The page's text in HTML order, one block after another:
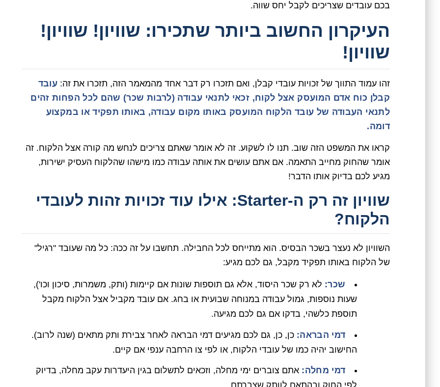
בכם עובדים שצריכים לקבל יחס שווה.
העיקרון החשוב ביותר שתכירו: שוויון! שוויון!
שוויון!
זהו עמוד התווך של זכויות עובדי קבלן, ואם תזכרו רק דבר אחד מהמאמר הזה, תזכרו את זה: עובד
קבלן כוח אדם המועסק אצל לקוח, זכאי לתנאי עבודה (לרבות שכר) שהם לכל הפחות זהים
לתנאי העבודה של עובד הלקוח המועסק באותו מקום עבודה, באותו תפקיד או במקצוע
דומה.
קראו את המשפט הזה שוב. תנו לו לשקוע. זה לא אומר שאתם צריכים לנחש מה קורה אצל הלקוח. זה
אומר שהחוק מחייב התאמה. אם אתם עושים את אותה עבודה כמו מישהו שהלקוח העסיק ישירות,
מגיע לכם בדיוק אותו הדבר!
שוויון זה רק ה-Starter: אילו עוד זכויות זהות לעובדי
הלקוח?
השוויון לא נעצר בשכר הבסיס. הוא מתייחס לכל החבילה. תחשבו על זה ככה: כל מה שעובד "רגיל"
של הלקוח באותו תפקיד מקבל, גם לכם מגיע:
שכר: לא רק שכר היסוד, אלא גם תוספות שונות אם קיימות (ותק, משמרות, סיכון וכו'),
שעות נוספות, גמול עבודה במנוחה שבועית או בחג. אם עובד מקביל אצל הלקוח מקבל
תוספת כלשהי, בדקו אם גם לכם מגיעה.
דמי הבראה: כן, כן, גם לכם מגיעים דמי הבראה לאחר צבירת ותק מתאים (שנה לרוב).
החישוב יהיה כמו של עובדי הלקוח, או לפי צו הרחבה ענפי אם קיים.
דמי מחלה: אתם צוברים ימי מחלה, וזכאים לתשלום בגין היעדרות עקב מחלה, בדיוק